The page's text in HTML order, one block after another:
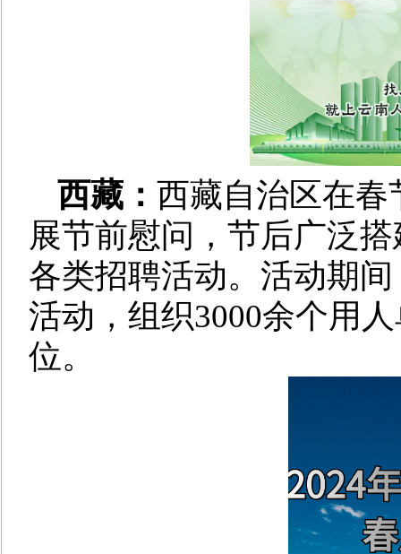
西藏： 西藏自治区在春
展节前慰问，节后广泛
各类招聘活动。活动期
活动，组织3000余个用
位。